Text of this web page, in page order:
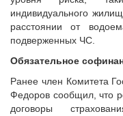
индивидуального
расстоянии от
подверженных ЧС.
Обязательное
Ранее член Комитета
Федоров сообщил, что
договоры